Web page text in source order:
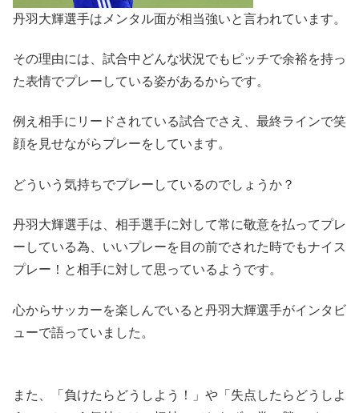
丹羽大輝選手はメンタル面が相当強いと言われています。
その理由には、試合中どんな状況でもピッチで余裕を持っ
た表情でプレーしている姿があるからです。
例え相手にリードされている試合でさえ、最終ラインで笑
顔を見せながらプレーをしています。
どういう気持ちでプレーしているのでしょうか？
丹羽大輝選手は、相手選手に対して常に敬意を払ってプレ
ーしている為、いいプレーを目の前でされた時でもナイス
プレー！と相手に対して思っているようです。
心からサッカーを楽しんでいる と丹羽大輝選手がインタビ
ューで語っていました。
また、「負けたらどうしよう！」や「失点したらどうしよ